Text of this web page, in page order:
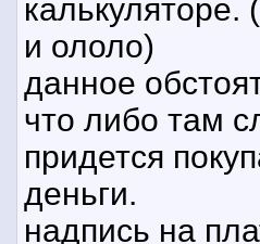
и ололо)
данное
что либо там
придется
деньги.
надпись на